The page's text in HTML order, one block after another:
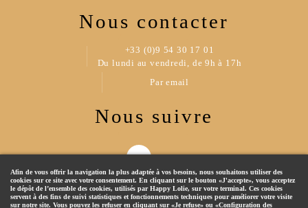
Afin de vous offrir la navigation la plus adaptée à vos besoins, nous souhaitons utiliser des
cookies sur ce site avec votre consentement. En cliquant sur le bouton «J'accepte», vous acceptez
le dépôt de l’ensemble des cookies, utilisés par Happy Lolie, sur votre terminal. Ces cookies
servent à des fins de suivi statistiques et fonctionnements techniques pour améliorer votre visite
sur notre site. Vous pouvez les refuser en cliquant sur «Je refuse» ou «Configuration des
Nous contacter
+33 (0)9 54 30 17 01
Du lundi au vendredi, de 9h à 17h
Par email
Nous suivre